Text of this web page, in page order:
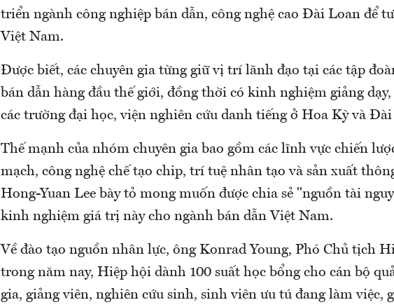
triển ngành công nghiệp bán dẫn, công nghệ cao Đài Loan để
Việt Nam.
Được biết, các chuyên gia từng giữ vị trí lãnh đạo tại các tập
bán dẫn hàng đầu thế giới, đồng thời có kinh nghiệm giảng
các trường đại học, viện nghiên cứu danh tiếng ở Hoa Kỳ và
Thế mạnh của nhóm chuyên gia bao gồm các lĩnh vực chiến
mạch, công nghệ chế tạo chip, trí tuệ nhân tạo và sản xuất
Hong-Yuan Lee bày tỏ mong muốn được chia sẻ "nguồn tài
kinh nghiệm giá trị này cho ngành bán dẫn Việt Nam.
Về đào tạo nguồn nhân lực, ông Konrad Young, Phó Chủ tịch
trong năm nay, Hiệp hội dành 100 suất học bổng cho cán bộ
gia, giảng viên, nghiên cứu sinh, sinh viên ưu tú đang làm việc,